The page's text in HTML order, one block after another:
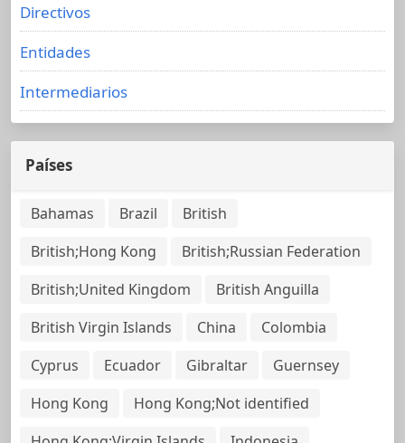
Directivos
Entidades
Intermediarios
Países
Bahamas Brazil
British
British;Hong Kong
British;Russian Federation
British;United Kingdom
British Anguilla
British Virgin Islands
China
Colombia
Cyprus
Ecuador Gibraltar
Guernsey
Hong Kong
Hong Kong;Not identified